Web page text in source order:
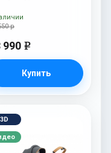
р
990 e
Купить
3D